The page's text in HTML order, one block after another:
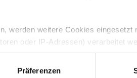
werden weitere Cookies
oder IP-Adressen) verarbeitet
aller aufgeführten
jeweils angegebene Zwecke
Präferenzen
Sport-Club zwar gut und stabil
recht offene Schlussviertelstunde
die beiden Teams noch einmal die
Entscheidung, als er mit
reaktionsschnell gegen den vor